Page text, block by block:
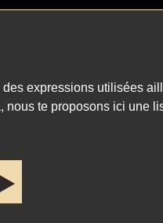
expressions utilisées
nous te proposons ici une